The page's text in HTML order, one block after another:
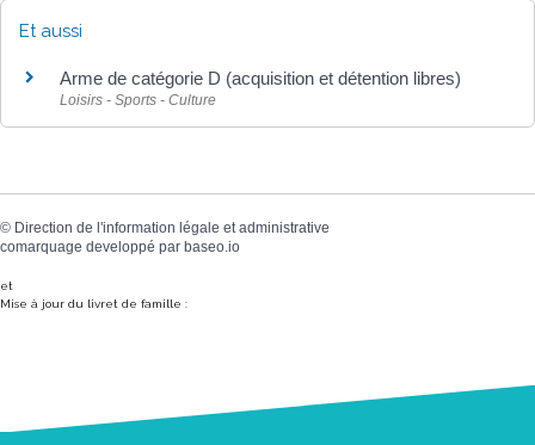
Et aussi
Arme de catégorie D (acquisition et détention libres)
Loisirs - Sports - Culture
© Direction de l'information légale et administrative
comarquage developpé par baseo.io
et
Mise à jour du livret de famille :